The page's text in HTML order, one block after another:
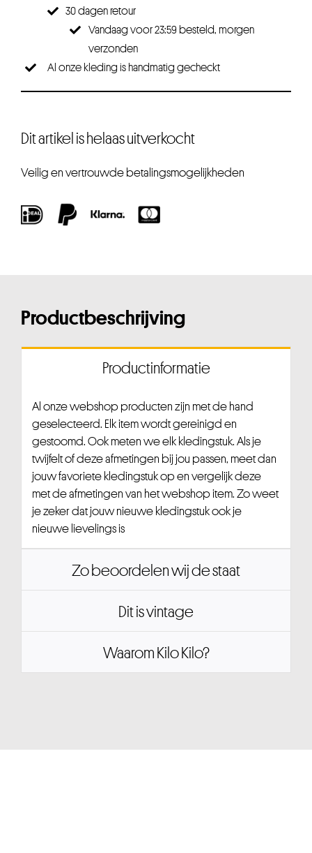
30 dagen retour
Vandaag voor 23:59 besteld, morgen
verzonden
Al onze kleding is handmatig gecheckt
Dit artikel is helaas uitverkocht
Veilig en vertrouwde betalingsmogelijkheden
Productbeschrijving
Productinformatie
Al onze webshop producten zijn met de hand
geselecteerd. Elk item wordt gereinigd en
gestoomd. Ook meten we elk kledingstuk. Als je
twijfelt of deze afmetingen bij jou passen, meet dan
jouw favoriete kledingstuk op en vergelijk deze
met de afmetingen van het webshop item. Zo weet
je zeker dat jouw nieuwe kledingstuk ook je
nieuwe lievelings is
Zo beoordelen wij de staat
Dit is vintage
Waarom Kilo Kilo?